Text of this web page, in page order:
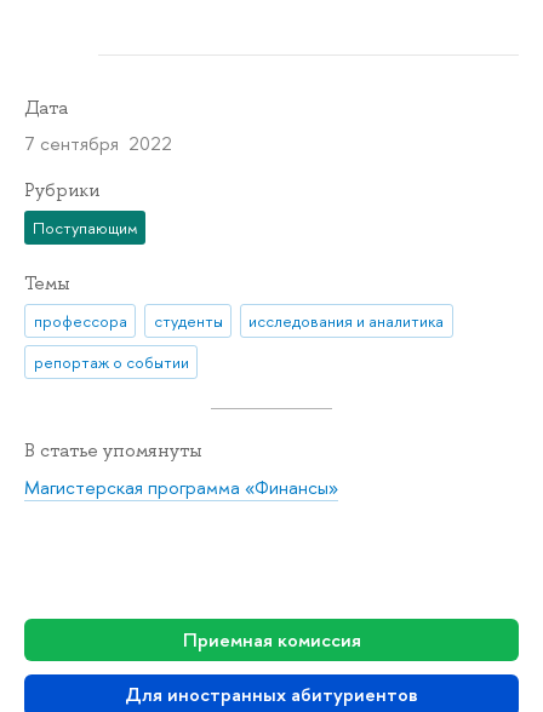
Приемная комиссия
Для иностранных абитуриентов
Дата
7 сентября 2022
Рубрики
Поступающим
Темы
профессора студенты
исследования и аналитика
репортаж о событии
В статье упомянуты
Магистерская программа «Финансы»